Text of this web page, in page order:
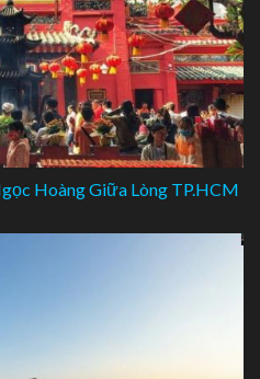
Hoàng Giữa Lòng TP.HCM